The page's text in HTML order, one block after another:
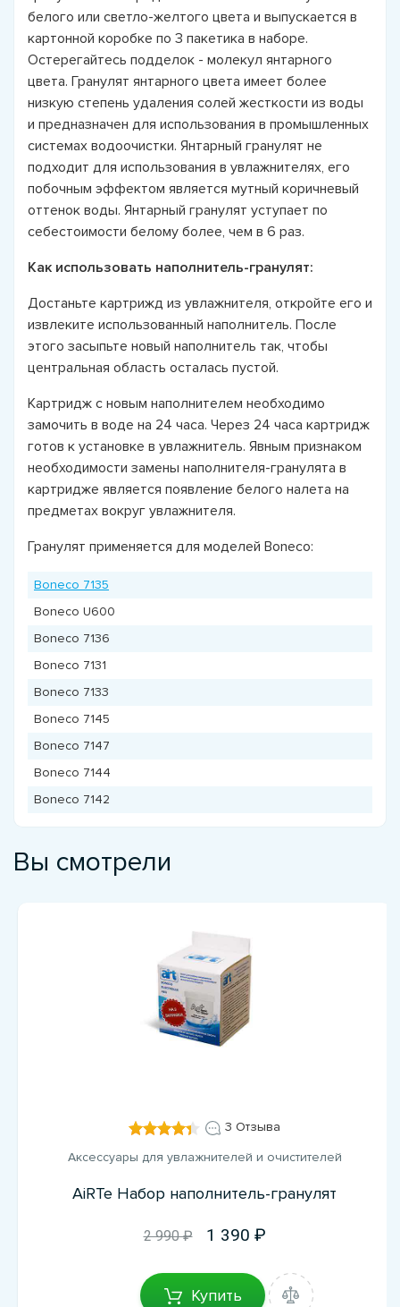
белого или светло-желтого цвета и выпускается в
картонной коробке по 3 пакетика в наборе.
Остерегайтесь подделок - молекул янтарного
цвета. Гранулят янтарного цвета имеет более
низкую степень удаления солей жесткости из воды
и предназначен для использования в промышленных
системах водоочистки. Янтарный гранулят не
подходит для использования в увлажнителях, его
побочным эффектом является мутный коричневый
оттенок воды. Янтарный гранулят уступает по
себестоимости белому более, чем в 6 раз.
Как использовать наполнитель-гранулят:
Достаньте картрижд из увлажнителя, откройте его и
извлеките использованный наполнитель. После
этого засыпьте новый наполнитель так, чтобы
центральная область осталась пустой.
Картридж с новым наполнителем необходимо
замочить в воде на 24 часа. Через 24 часа картридж
готов к установке в увлажнитель. Явным признаком
необходимости замены наполнителя-гранулята в
картридже является появление белого налета на
предметах вокруг увлажнителя.
Гранулят применяется для моделей Boneco:
Boneco 7135
Boneco U600
Boneco 7136
Boneco 7131
Boneco 7133
Boneco 7145
Boneco 7147
Boneco 7144
Boneco 7142
Вы смотрели
3 Отзыва
Аксессуары для увлажнителей и очистителей
AiRTe Набор наполнитель-гранулят
2 990 ₽ 1 390
Купить